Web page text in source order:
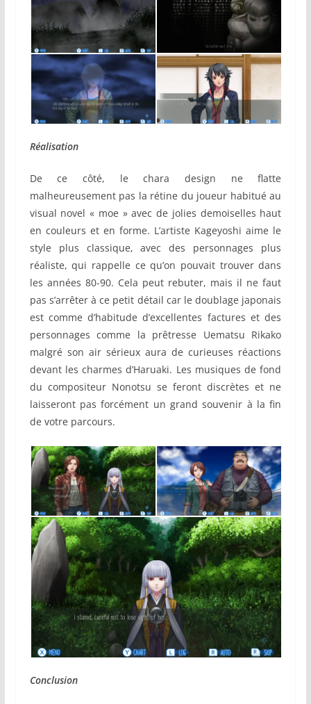
Réalisation
De ce côté, le chara design ne flatte
malheureusement pas la rétine du joueur habitué au
visual novel « moe » avec de jolies demoiselles haut
en couleurs et en forme. L’artiste Kageyoshi aime le
style plus classique, avec des personnages plus
réaliste, qui rappelle ce qu’on pouvait trouver dans
les années 80-90. Cela peut rebuter, mais il ne faut
pas s’arrêter à ce petit détail car le doublage japonais
est comme d’habitude d’excellentes factures et des
personnages comme la prêtresse Uematsu Rikako
malgré son air sérieux aura de curieuses réactions
devant les charmes d’Haruaki. Les musiques de fond
du compositeur Nonotsu se feront discrètes et ne
laisseront pas forcément un grand souvenir à la fin
de votre parcours.
Conclusion